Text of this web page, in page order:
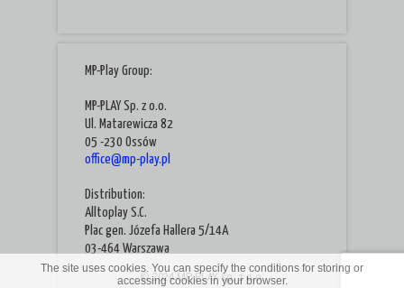
© 2024 MP-PLAY sp. z o.o.
MP-Play Group:
MP-PLAY Sp. z o.o.
Ul. Matarewicza 82
05 -230 Ossów
office@mp-play.pl
Distribution:
Alltoplay S.C.
Plac gen. Józefa Hallera 5/14A
03-464 Warszawa
The site uses cookies. You can specify the conditions for storing or
accessing cookies in your browser.